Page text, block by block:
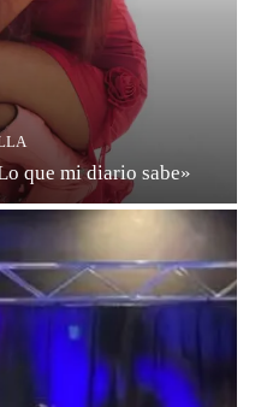
que mi diario sabe»